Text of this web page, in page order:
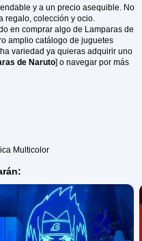
y a un precio asequible. No
regalo, colección y ocio.
en comprar algo de Lamparas de
variedad ya quieras adquirir uno
de Naruto] o navegar por más
Multicolor